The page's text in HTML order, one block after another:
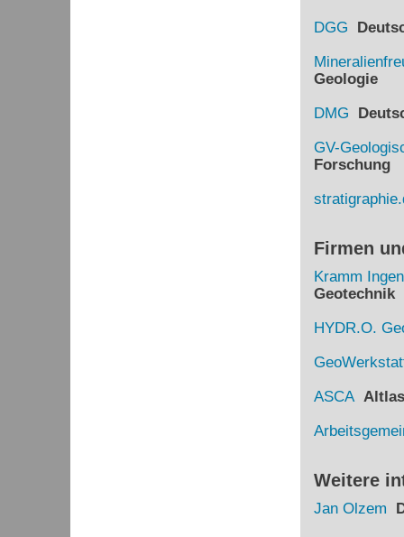
DGG
Geologie
DMG
GV-
Forschung
Firmen
Kramm
Geotechnik
HYDR.O.
ASCA
Weitere
Jan Olzem